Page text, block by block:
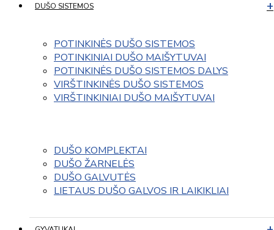
DUŠO SISTEMOS
POTINKINĖS DUŠO SISTEMOS
POTINKINIAI DUŠO MAIŠYTUVAI
POTINKINĖS DUŠO SISTEMOS DALYS
VIRŠTINKINĖS DUŠO SISTEMOS
VIRŠTINKINIAI DUŠO MAIŠYTUVAI
DUŠO KOMPLEKTAI
DUŠO ŽARNELĖS
DUŠO GALVUTĖS
LIETAUS DUŠO GALVOS IR LAIKIKLIAI